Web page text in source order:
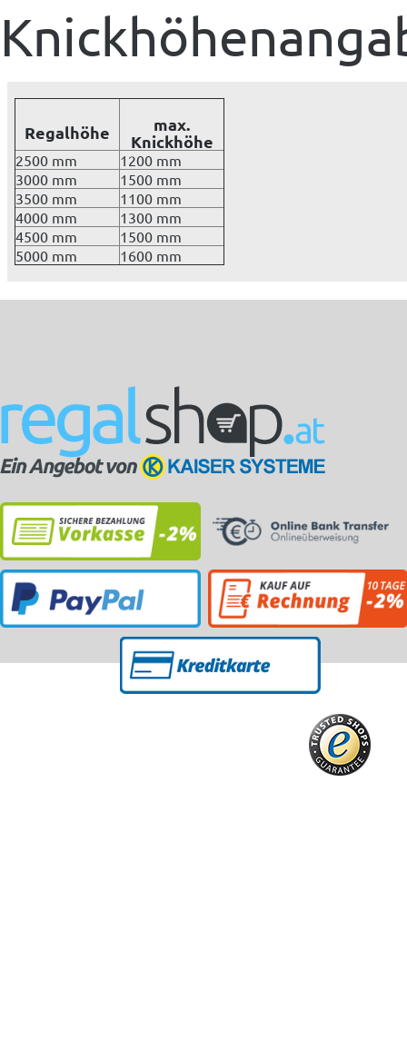
Regalhöhe
max.
Knickhöhe
2500 mm
1200 mm
3000 mm
1500 mm
3500 mm
1100 mm
4000 mm
1300 mm
4500 mm
1500 mm
5000 mm
1600 mm